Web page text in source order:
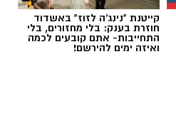
קייטנת "נינג'ה לזוז" באשדוד
חוזרת בענק: בלי מחזורים, בלי
התחייבות- אתם קובעים לכמה
ואיזה ימים להירשם!